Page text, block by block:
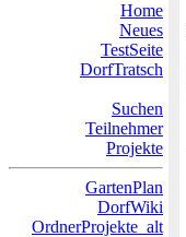
Home
Neues
TestSeite
DorfTratsch
Suchen
Teilnehmer
Projekte
GartenPlan
DorfWiki
OrdnerProjekte_alt